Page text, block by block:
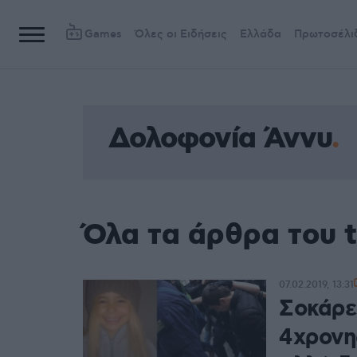
Games Όλες οι Ειδήσεις Ελλάδα
Δολοφονία Άννυ
Όλα τα άρθρα του
07.02.2019, 13:31